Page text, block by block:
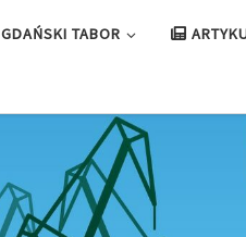
GDAŃSKI TABOR